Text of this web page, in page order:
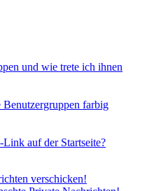
und wie trete ich ihnen
Benutzergruppen farbig
Link auf der Startseite?
verschicken!